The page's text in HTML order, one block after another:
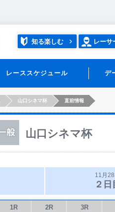
知る楽しむ レーサ
レーススケジュール デ
山口シネマ杯 直前情報
山口シネマ杯
11月
２日
1R 2R 3R